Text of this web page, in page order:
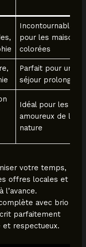
Incontournable
pour les maisons
colorées
Parfait pour un
séjour prolongé
Idéal pour les
amoureux de la
nature
votre temps,
offres locales et
l’avance.
avec brio
parfaitement
et respectueux.